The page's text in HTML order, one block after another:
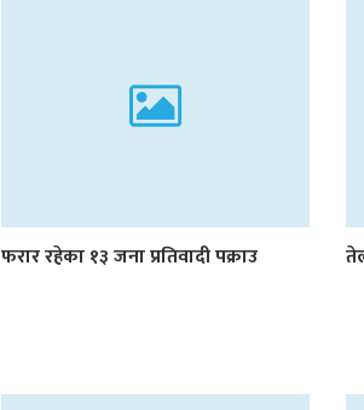
फरार रहेका १३ जना प्रतिवादी पक्राउ